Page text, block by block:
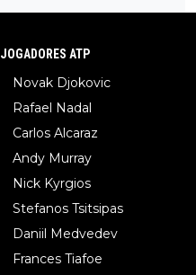
JOGADORES ATP
Novak Djokovic
Rafael Nadal
Carlos Alcaraz
Andy Murray
Nick Kyrgios
Stefanos Tsitsipas
Daniil Medvedev
Frances Tiafoe